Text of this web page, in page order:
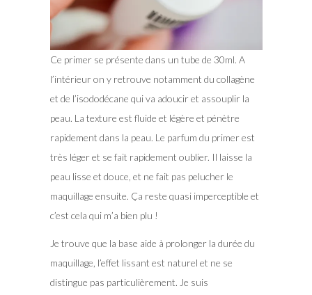
Ce primer se présente dans un tube de 30ml. A
l’intérieur on y retrouve notamment du collagène
et de l’isododécane qui va adoucir et assouplir la
peau. La texture est fluide et légère et pénètre
rapidement dans la peau. Le parfum du primer est
très léger et se fait rapidement oublier. Il laisse la
peau lisse et douce, et ne fait pas pelucher le
maquillage ensuite. Ça reste quasi imperceptible et
c’est cela qui m’a bien plu !
Je trouve que la base aide à prolonger la durée du
maquillage, l’effet lissant est naturel et ne se
distingue pas particulièrement. Je suis